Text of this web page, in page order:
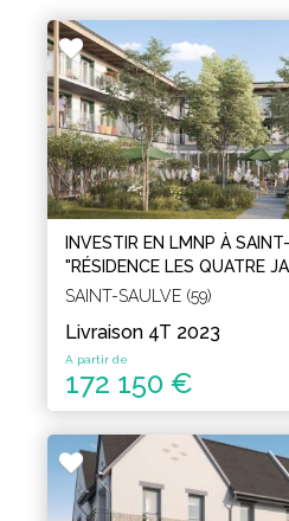
INVESTIR EN LMNP À
"RÉSIDENCE LES QUATRE
SAINT-SAULVE (59)
Livraison 4T 2023
A partir de
172 150 €